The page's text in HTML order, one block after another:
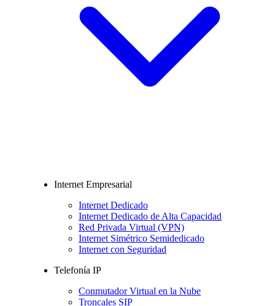
Internet Empresarial
Internet Dedicado
Internet Dedicado de Alta Capacidad
Red Privada Virtual (VPN)
Internet Simétrico Semidedicado
Internet con Seguridad
Telefonía IP
Conmutador Virtual en la Nube
Troncales SIP